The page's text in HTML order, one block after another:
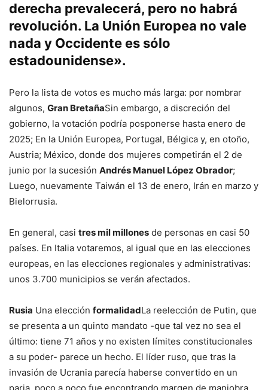
derecha prevalecerá, pero no habrá
revolución. La Unión Europea no vale
nada y Occidente es sólo
estadounidense».
Pero la lista de votos es mucho más larga: por nombrar
algunos, Gran BretañaSin embargo, a discreción del
gobierno, la votación podría posponerse hasta enero de
2025; En la Unión Europea, Portugal, Bélgica y, en otoño,
Austria; México, donde dos mujeres competirán el 2 de
junio por la sucesión Andrés Manuel López Obrador;
Luego, nuevamente Taiwán el 13 de enero, Irán en marzo y
Bielorrusia.
En general, casi tres mil millones de personas en casi 50
países. En Italia votaremos, al igual que en las elecciones
europeas, en las elecciones regionales y administrativas:
unos 3.700 municipios se verán afectados.
Rusia Una elección formalidadLa reelección de Putin, que
se presenta a un quinto mandato -que tal vez no sea el
último: tiene 71 años y no existen límites constitucionales
a su poder- parece un hecho. El líder ruso, que tras la
invasión de Ucrania parecía haberse convertido en un